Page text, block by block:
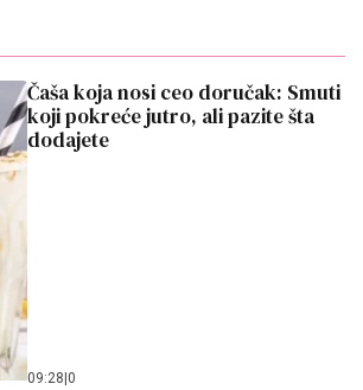
Čaša koja nosi ceo doručak: Smuti
koji pokreće jutro, ali pazite šta
dodajete
09:28 0